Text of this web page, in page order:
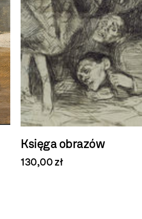
Księga obrazów
130,00 zł